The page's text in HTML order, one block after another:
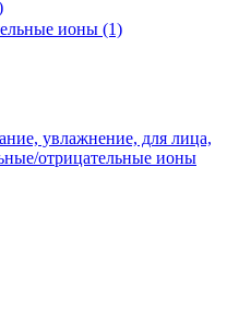
ионы (1)
увлажнение, для лица,
отрицательные ионы